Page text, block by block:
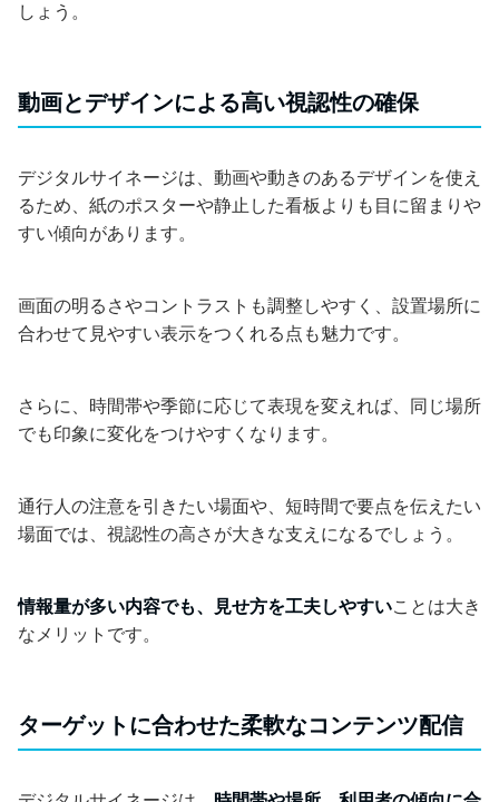
しょう。
動画とデザインによる高い視認性の確保
デジタルサイネージは、動画や動きのあるデザインを使え
るため、紙のポスターや静止した看板よりも目に留まりや
すい傾向があります。
画面の明るさやコントラストも調整しやすく、設置場所に
合わせて見やすい表示をつくれる点も魅力です。
さらに、時間帯や季節に応じて表現を変えれば、同じ場所
でも印象に変化をつけやすくなります。
通行人の注意を引きたい場面や、短時間で要点を伝えたい
場面では、視認性の高さが大きな支えになるでしょう。
情報量が多い内容でも、見せ方を工夫しやすいことは大き
なメリットです。
ターゲットに合わせた柔軟なコンテンツ配信